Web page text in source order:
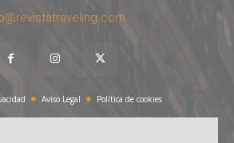
Aviso Legal Política de cookies